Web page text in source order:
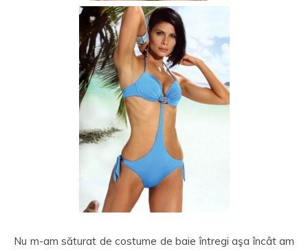
Nu m-am săturat de costume de baie întregi aşa încât am